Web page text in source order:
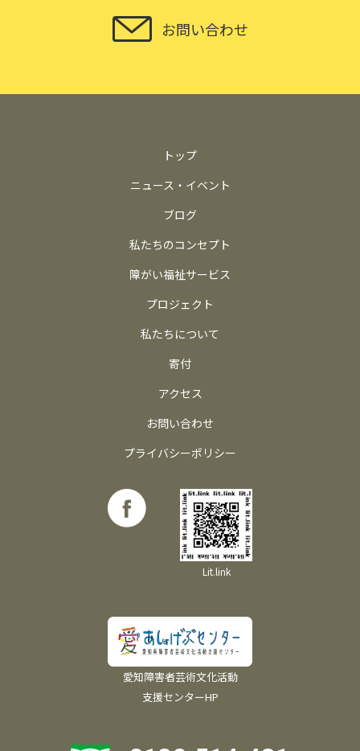
お問い合わせ
トップ
ニュース・イベント
ブログ
私たちのコンセプト
障がい福祉サービス
プロジェクト
私たちについて
寄付
アクセス
お問い合わせ
プライバシーポリシー
Lit.link
愛知障害者芸術文化活動
支援センターHP